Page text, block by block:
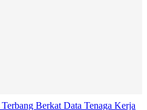
Berkat Data Tenaga Kerja